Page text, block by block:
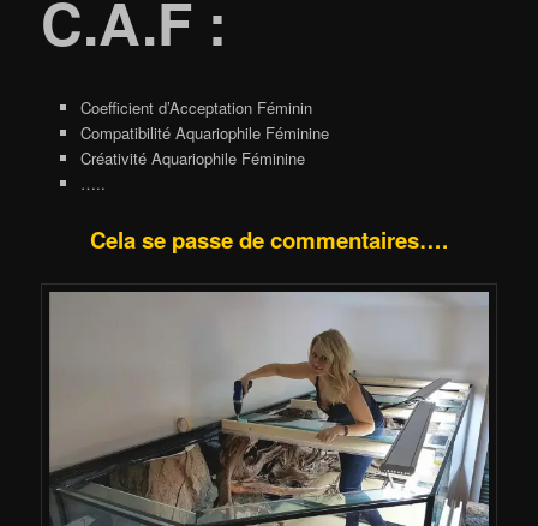
C.A.F :
Coefficient d’Acceptation Féminin
Compatibilité Aquariophile Féminine
Créativité Aquariophile Féminine
…..
Cela se passe de commentaires….